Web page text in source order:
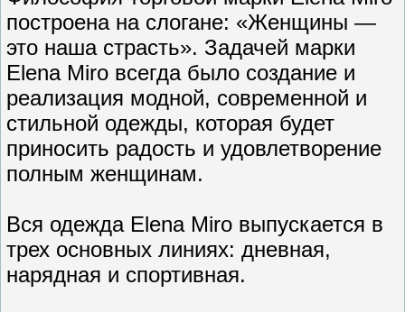
построена на слогане: «Женщины —
это наша страсть». Задачей марки
Elena Miro всегда было создание и
реализация модной, современной и
стильной одежды, которая будет
приносить радость и удовлетворение
полным женщинам.
Вся одежда Elena Miro выпускается в
трех основных линиях: дневная,
нарядная и спортивная.